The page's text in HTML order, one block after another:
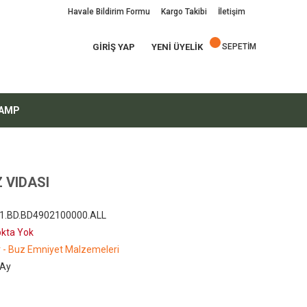
GİRİŞ YAP YENİ ÜYELİK SEPETİM
Havale Bildirim Formu Kargo Takibi İletişim
VIDASI
Yok
- Buz Emniyet Malzemeleri